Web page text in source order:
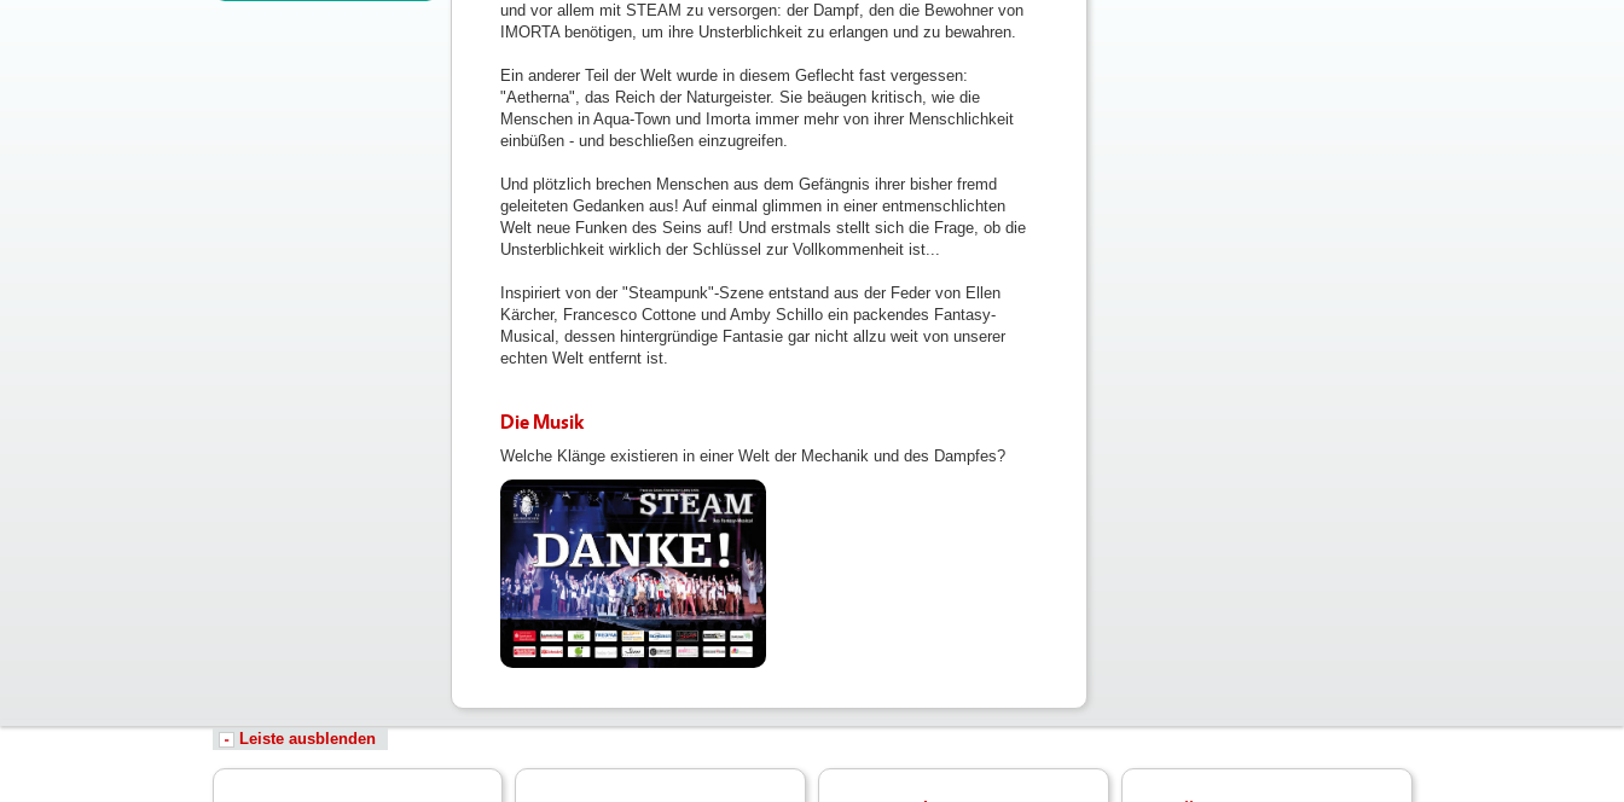
und vor allem mit STEAM zu versorgen: der Dampf, den die Bewohner von
IMORTA benötigen, um ihre Unsterblichkeit zu erlangen und zu bewahren.
Ein anderer Teil der Welt wurde in diesem Geflecht fast vergessen:
"Aetherna", das Reich der Naturgeister. Sie beäugen kritisch, wie die
Menschen in Aqua-Town und Imorta immer mehr von ihrer Menschlichkeit
einbüßen - und beschließen einzugreifen.
Und plötzlich brechen Menschen aus dem Gefängnis ihrer bisher fremd
geleiteten Gedanken aus! Auf einmal glimmen in einer entmenschlichten
Welt neue Funken des Seins auf! Und erstmals stellt sich die Frage, ob die
Unsterblichkeit wirklich der Schlüssel zur Vollkommenheit ist...
Inspiriert von der "Steampunk"-Szene entstand aus der Feder von Ellen
Kärcher, Francesco Cottone und Amby Schillo ein packendes Fantasy-
Musical, dessen hintergründige Fantasie gar nicht allzu weit von unserer
echten Welt entfernt ist.
Die Musik
Welche Klänge existieren in einer Welt der Mechanik und des Dampfes?
Leiste ausblenden